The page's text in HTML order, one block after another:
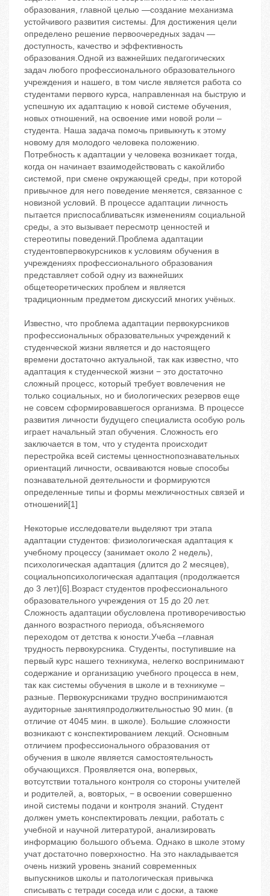
образования, главной целью —создание механизма
устойчивого развития системы. Для достижения цели
определено решение первоочередных задач —
доступность, качество и эффективность
образования.Одной из важнейших педагогических
задач любого профессионального образовательного
учреждения и нашего, в том числе является работа со
студентами первого курса, направленная на быструю и
успешную их адаптацию к новой системе обучения,
новых отношений, на освоение ими новой роли –
студента. Наша задача помочь привыкнуть к этому
новому для молодого человека положению.
Потребность к адаптации у человека возникает тогда,
когда он начинает взаимодействовать с какойлибо
системой, при смене окружающей среды, при которой
привычное для него поведение меняется, связанное с
новизной условий. В процессе адаптации личность
пытается приспосабливатьсяк изменениям социальной
среды, а это вызывает пересмотр ценностей и
стереотипы поведений.Проблема адаптации
студентовпервокурсников к условиям обучения в
учреждениях профессионального образования
представляет собой одну из важнейших
общетеоретических проблем и является
традиционным предметом дискуссий многих учёных.
Известно, что проблема адаптации первокурсников
профессиональных образовательных учреждений к
студенческой жизни является и до настоящего
времени достаточно актуальной, так как известно, что
адаптация к студенческой жизни − это достаточно
сложный процесс, который требует вовлечения не
только социальных, но и биологических резервов еще
не совсем сформировавшегося организма. В процессе
развития личности будущего специалиста особую роль
играет начальный этап обучения. Сложность его
заключается в том, что у студента происходит
перестройка всей системы ценностнопознавательных
ориентаций личности, осваиваются новые способы
познавательной деятельности и формируются
определенные типы и формы межличностных связей и
отношений[1]
Некоторые исследователи выделяют три этапа
адаптации студентов: физиологическая адаптация к
учебному процессу (занимает около 2 недель),
психологическая адаптация (длится до 2 месяцев),
социальнопсихологическая адаптация (продолжается
до 3 лет)[6].Возраст студентов профессионального
образовательного учреждения от 15 до 20 лет.
Сложность адаптации обусловлена противоречивостью
данного возрастного периода, объясняемого
переходом от детства к юности.Учеба –главная
трудность первокурсника. Студенты, поступившие на
первый курс нашего техникума, нелегко воспринимают
содержание и организацию учебного процесса в нем,
так как системы обучения в школе и в техникуме –
разные. Первокурсниками трудно воспринимаются
аудиторные занятияпродолжительностью 90 мин. (в
отличие от 4045 мин. в школе). Большие сложности
возникают с конспектированием лекций. Основным
отличием профессионального образования от
обучения в школе является самостоятельность
обучающихся. Проявляется она, вопервых,
вотсутствии тотального контроля со стороны учителей
и родителей, а, вовторых, − в освоении совершенно
иной системы подачи и контроля знаний. Студент
должен уметь конспектировать лекции, работать с
учебной и научной литературой, анализировать
информацию большого объема. Однако в школе этому
учат достаточно поверхностно. На это накладывается
очень низкий уровень знаний современных
выпускников школы и патологическая привычка
списывать с тетради соседа или с доски, а также